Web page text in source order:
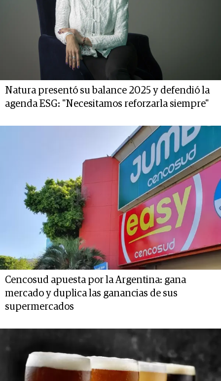
Natura presentó su balance 2025 y defendió la
agenda ESG: "Necesitamos reforzarla siempre"
Cencosud apuesta por la Argentina: gana
mercado y duplica las ganancias de sus
supermercados